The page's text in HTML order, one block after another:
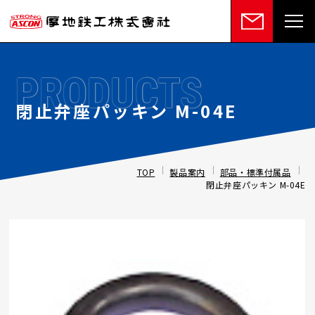
閉止弁座パッキン M-04E
PRODUCTS
TOP 製品案内
部品・標準付属品
閉止弁座パッキン M-04E